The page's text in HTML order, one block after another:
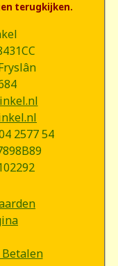
terugkijken.
2577 54